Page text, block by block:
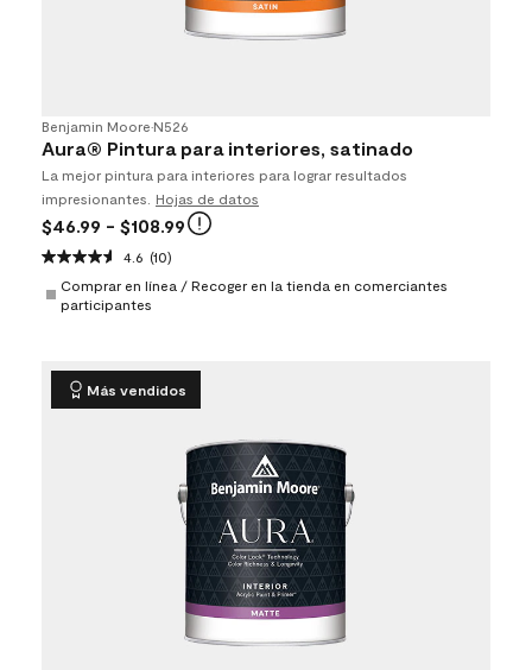
Benjamin Moore•N526
Aura® Pintura para interiores, satinado
La mejor pintura para interiores para lograr resultados
impresionantes.
Hojas de datos
$46.99 - $108.99
4.6 (10)
Comprar en línea / Recoger en la tienda en comerciantes
participantes
Más vendidos